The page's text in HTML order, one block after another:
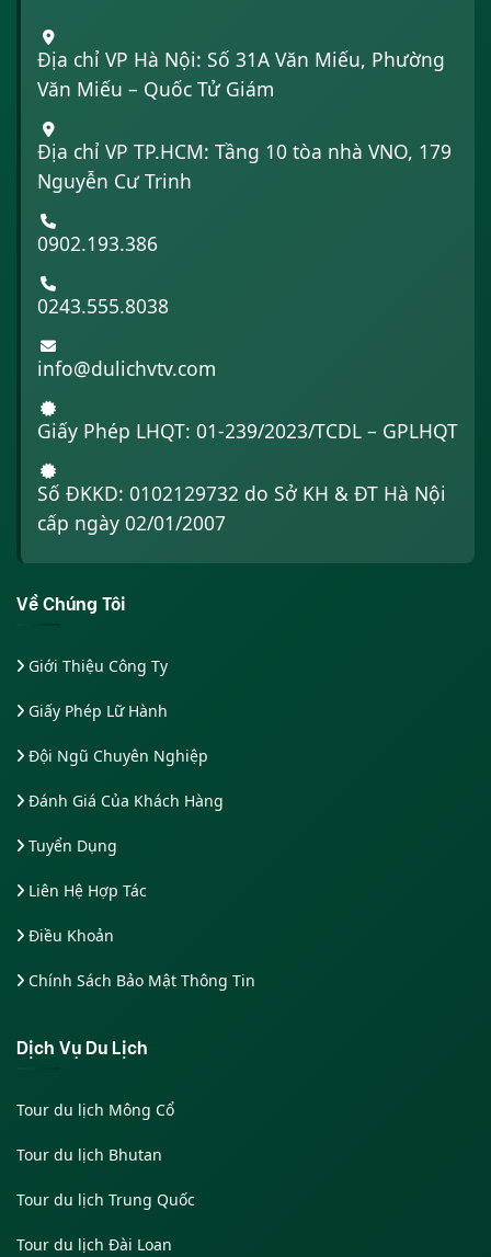
Địa chỉ VP Hà Nội: Số 31A Văn Miếu, Phường
Văn Miếu – Quốc Tử Giám
Địa chỉ VP TP.HCM: Tầng 10 tòa nhà VNO, 179
Nguyễn Cư Trinh
0902.193.386
0243.555.8038
info@dulichvtv.com
Giấy Phép LHQT: 01-239/2023/TCDL – GPLHQT
Số ĐKKD: 0102129732 do Sở KH & ĐT Hà Nội
cấp ngày 02/01/2007
Về Chúng Tôi
Giới Thiệu Công Ty
Giấy Phép Lữ Hành
Đội Ngũ Chuyên Nghiệp
Đánh Giá Của Khách Hàng
Tuyển Dụng
Liên Hệ Hợp Tác
Điều Khoản
Chính Sách Bảo Mật Thông Tin
Dịch Vụ Du Lịch
Tour du lịch Mông Cổ
Tour du lịch Bhutan
Tour du lịch Trung Quốc
Tour du lịch Đài Loan